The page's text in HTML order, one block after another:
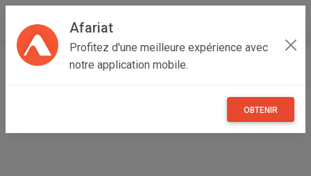
Afariat
Profitez d'une meilleure expérience avec
notre application mobile.
OBTENIR
Accueil Recherche Grand Tunis